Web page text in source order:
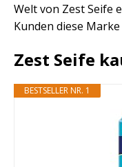
Welt von Zest Seife
Kunden diese
Zest Seife
BESTSELLER NR. 1